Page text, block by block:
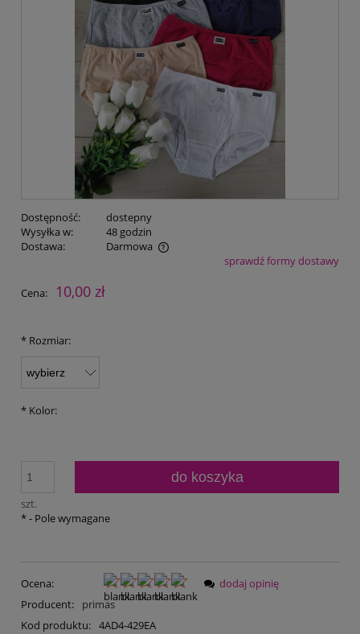
Dostępność:
dostepny
Wysyłka w:
48 godzin
Dostawa:
Darmowa
Cena nie zawiera ewentualnych kosztów płatnościsprawdź formy dostawy
Cena: 10,00 zł
* Rozmiar:
* Kolor:
szt.
do koszyka
*- Pole wymagane
Ocena:
Producent:
primas
Kod produktu: 4AD4-429EA
dodaj opinię